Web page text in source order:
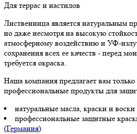
Для террас и настилов
Лиственница является натуральным
но даже несмотря на высокую
атмосферному воздействию и УФ-
сохранения всех ее качеств - перед
требуется окраска.
Наша компания предлагает вам
профессиональные продукты для
натуральные масла, краски и воски
профессиональные защитные
(Германия)